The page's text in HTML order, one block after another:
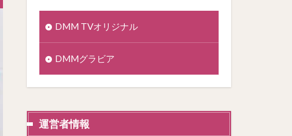
DMM TVオリジナル
DMMグラビア
運営者情報